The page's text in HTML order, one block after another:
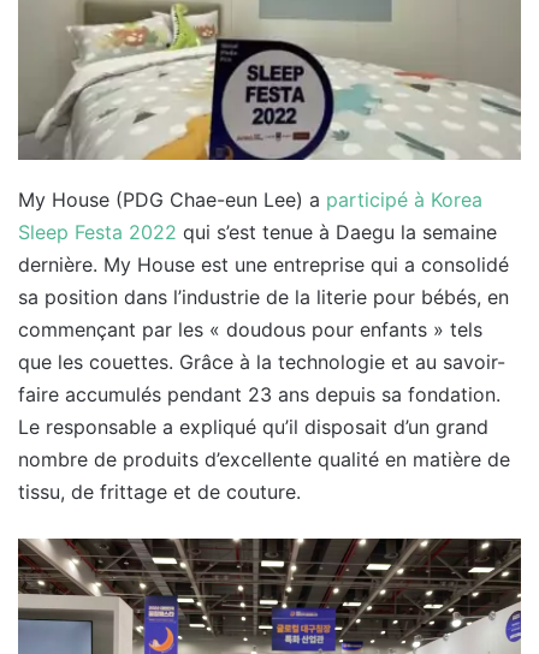
My House (PDG Chae-eun Lee) a participé à Korea
Sleep Festa 2022 qui s’est tenue à Daegu la semaine
dernière. My House est une entreprise qui a consolidé
sa position dans l’industrie de la literie pour bébés, en
commençant par les « doudous pour enfants » tels
que les couettes. Grâce à la technologie et au savoir-
faire accumulés pendant 23 ans depuis sa fondation.
Le responsable a expliqué qu’il disposait d’un grand
nombre de produits d’excellente qualité en matière de
tissu, de frittage et de couture.